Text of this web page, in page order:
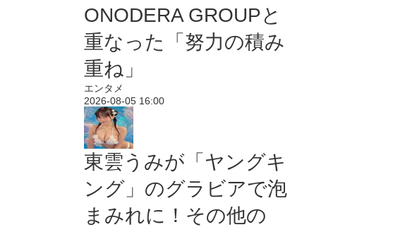
ONODERA GROUPと
重なった「努力の積み
重ね」
エンタメ
2026-08-05 16:00
東雲うみが「ヤングキ
ング」のグラビアで泡
まみれに！その他の